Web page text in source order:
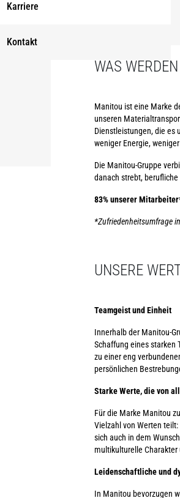
Karriere
Kontakt
WAS
Manitou ist eine Marke
unseren
Dienstleistungen, die es
weniger Energie,
Die Manitou-Gruppe
danach strebt,
83% unserer
*Zufriedenheitsumfrage
UNSERE
Teamgeist und Einheit
Innerhalb der Manitou-
Schaffung eines starken
zu einer eng
persönlichen
Starke Werte, die von
Für die Marke Manitou
Vielzahl von Werten
sich auch in dem
multikulturelle
Leidenschaftliche und
In Manitou bevorzugen